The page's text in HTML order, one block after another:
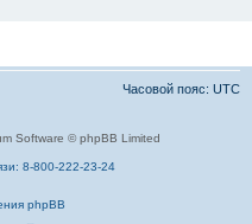
Часовой пояс: UTC
Software © phpBB Limited
8-800-222-23-24
phpBB